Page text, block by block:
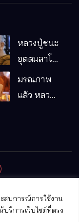
สบการณ์การใช้งาน
ริการเว็บไซต์ที่ตรง
หลวงปู่ชนะ
อุตตมลาโภ
หมากอื๋อ
มรณภาพ
แล้ว หลวง